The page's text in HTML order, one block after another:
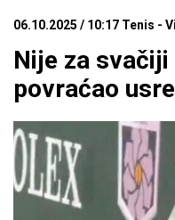
06.10.2025 / 10:17 Tenis -
Nije za
povraćao